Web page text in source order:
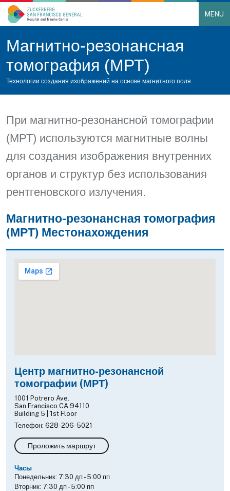
Main Navigation MENU
Магнитно-резонансная
томография (МРТ)
Технологии создания изображений на основе магнитного поля
При магнитно-резонансной томографии
(МРТ) используются магнитные волны
для создания изображения внутренних
органов и структур без использования
рентгеновского излучения.
Магнитно-резонансная томография
(МРТ) Местонахождения
Центр магнитно-резонансной
томографии (МРТ)
1001 Potrero Ave.
San Francisco CA 94110
Building 5 | 1st Floor
Телефон: 628-206-5021
Проложить маршрут
Часы
Понедельник: 7:30 дп- 5:00 пп
Вторник: 7:30 дп- 5:00 пп